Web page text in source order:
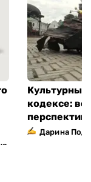
Культурный
кодексе:
Дарина